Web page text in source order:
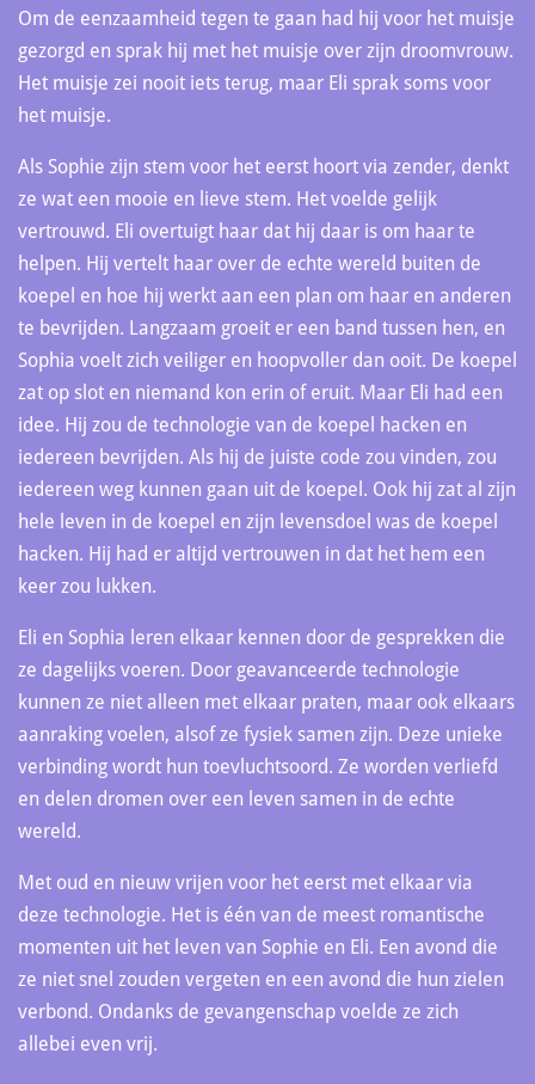
Om de eenzaamheid tegen te gaan had hij voor het muisje
gezorgd en sprak hij met het muisje over zijn droomvrouw.
Het muisje zei nooit iets terug, maar Eli sprak soms voor
het muisje.
Als Sophie zijn stem voor het eerst hoort via zender, denkt
ze wat een mooie en lieve stem. Het voelde gelijk
vertrouwd. Eli overtuigt haar dat hij daar is om haar te
helpen. Hij vertelt haar over de echte wereld buiten de
koepel en hoe hij werkt aan een plan om haar en anderen
te bevrijden. Langzaam groeit er een band tussen hen, en
Sophia voelt zich veiliger en hoopvoller dan ooit. De koepel
zat op slot en niemand kon erin of eruit. Maar Eli had een
idee. Hij zou de technologie van de koepel hacken en
iedereen bevrijden. Als hij de juiste code zou vinden, zou
iedereen weg kunnen gaan uit de koepel. Ook hij zat al zijn
hele leven in de koepel en zijn levensdoel was de koepel
hacken. Hij had er altijd vertrouwen in dat het hem een
keer zou lukken.
Eli en Sophia leren elkaar kennen door de gesprekken die
ze dagelijks voeren. Door geavanceerde technologie
kunnen ze niet alleen met elkaar praten, maar ook elkaars
aanraking voelen, alsof ze fysiek samen zijn. Deze unieke
verbinding wordt hun toevluchtsoord. Ze worden verliefd
en delen dromen over een leven samen in de echte
wereld.
Met oud en nieuw vrijen voor het eerst met elkaar via
deze technologie. Het is één van de meest romantische
momenten uit het leven van Sophie en Eli. Een avond die
ze niet snel zouden vergeten en een avond die hun zielen
verbond. Ondanks de gevangenschap voelde ze zich
allebei even vrij.